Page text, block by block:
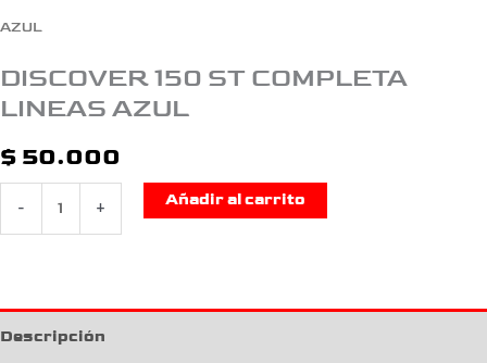
AZUL
DISCOVER 150 ST COMPLETA
LINEAS AZUL
$ 50.000
- +
Añadir al carrito
Descripción